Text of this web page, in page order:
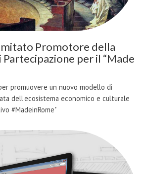
Promotore della
Partecipazione per il “Made
promuovere un nuovo modello di
dell'ecosistema economico e culturale
#MadeinRome"